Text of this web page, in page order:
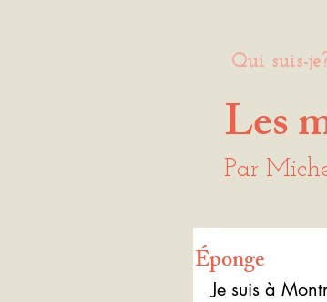
Qui suis-
Les
Par
Éponge
Je suis à